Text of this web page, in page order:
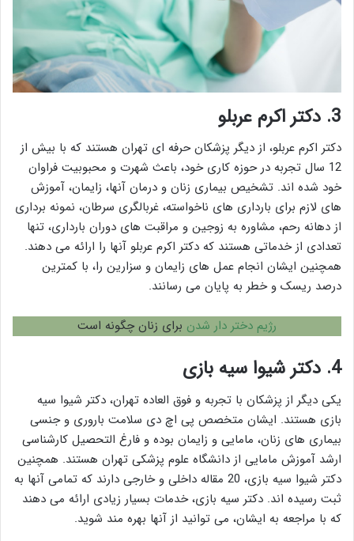
3. دکتر اکرم عربلو
دکتر اکرم عربلو، از دیگر پزشکان حرفه ای تهران هستند که با بیش از
12 سال تجربه در حوزه کاری خود، باعث شهرت و محبوبیت فراوان
خود شده اند. تشخیص بیماری زنان و درمان آنها، زایمان، آموزش
های لازم برای بارداری های ناخواسته، غربالگری سرطان، نمونه برداری
از دهانه رحم، مشاوره به زوجین و مراقبت های دوران بارداری، تنها
تعدادی از خدماتی هستند که دکتر اکرم عربلو آنها را ارائه می دهند.
همچنین ایشان انجام عمل های زایمان و سزارین را، با کمترین
درصد ریسک و خطر به پایان می رسانند.
رژیم دختر دار شدن برای زنان چگونه است
4. دکتر شیوا سیه بازی
یکی دیگر از پزشکان با تجربه و فوق العاده تهران، دکتر شیوا سیه
بازی هستند. ایشان متخصص پی اچ دی سلامت باروری و جنسی
بیماری های زنان، مامایی و زایمان بوده و فارغ التحصیل کارشناسی
ارشد آموزش مامایی از دانشگاه علوم پزشکی تهران هستند. همچنین
دکتر شیوا سیه بازی، 20 مقاله داخلی و خارجی دارند که تمامی آنها به
ثبت رسیده اند. دکتر سیه بازی، خدمات بسیار زیادی ارائه می دهند
که با مراجعه به ایشان، می توانید از آنها بهره مند شوید.